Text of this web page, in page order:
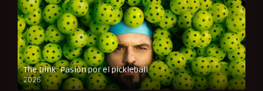
The Dink: Pasión por el pickleball
2026
FULL HD